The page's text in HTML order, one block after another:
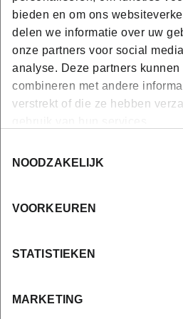
bieden en om ons
delen we informatie over uw
onze partners voor social
analyse. Deze partners
combineren met andere
verstrekt of die ze hebben
NOODZAKELIJK
VOORKEUREN
STATISTIEKEN
MARKETING
Wat leer je tijdens deze
Sessie 1 – Geschiedenis,
Ontstaan en evolutie van
Overzicht van regio’s en
Wallonië
kwaliteit
Typiciteit, stijl en